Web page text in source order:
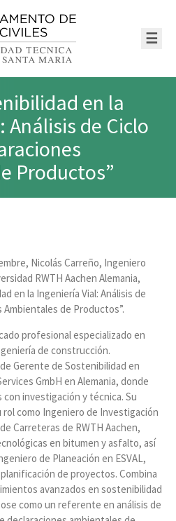
☰
en la
Análisis de Ciclo
Productos”
Nicolás Carreño, Ingeniero
RWTH Aachen Alemania,
en la Ingeniería Vial: Análisis de
Ambientales de Productos”.
profesional especializado en
de construcción.
Gerente de Sostenibilidad en
GmbH en Alemania, donde
investigación y técnica. Su
como Ingeniero de Investigación
Carreteras de RWTH Aachen,
en bitumen y asfalto, así
de Planeación en ESVAL,
de proyectos. Combina
avanzados en sostenibilidad
como un referente en análisis de